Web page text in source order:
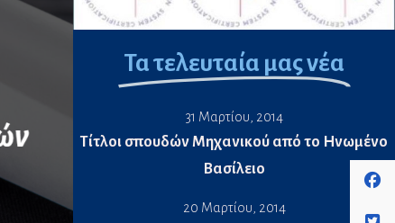
Τα τελευταία μας νέα
31 Μαρτίου, 2014
Τίτλοι σπουδών Μηχανικού από το Ηνωμένο
Βασίλειο
20 Μαρτίου, 2014